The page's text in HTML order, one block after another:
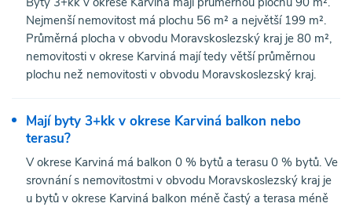
Nejmenší nemovitost má plochu 56 m² a největší 199 m².
Průměrná plocha v obvodu Moravskoslezský kraj je 80 m²,
nemovitosti v okrese Karviná mají tedy větší průměrnou
plochu než nemovitosti v obvodu Moravskoslezský kraj.
Mají byty 3+kk v okrese Karviná balkon nebo
terasu?
V okrese Karviná má balkon 0 % bytů a terasu 0 % bytů. Ve
srovnání s nemovitostmi v obvodu Moravskoslezský kraj je
u bytů v okrese Karviná balkon méně častý a terasa méně